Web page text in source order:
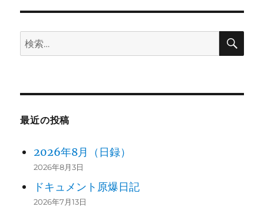
ン
検
索:
検
最近の投稿
2026年8月（日録）
2026年8月3日
ドキュメント原爆日記
2026年7月13日